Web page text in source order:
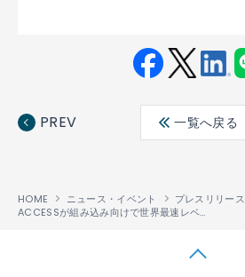
ebo ter
edin
PREV 一覧へ戻る
HOME ニュース・イベント
プレスリリース
ACCESSが組み込み向けで世界最速レベル